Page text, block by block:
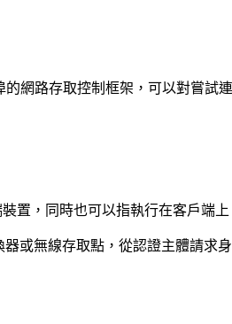
網路存取控制框架，可以對嘗
置，同時也可以指執行在客戶端
或無線存取點，從認證主體請求